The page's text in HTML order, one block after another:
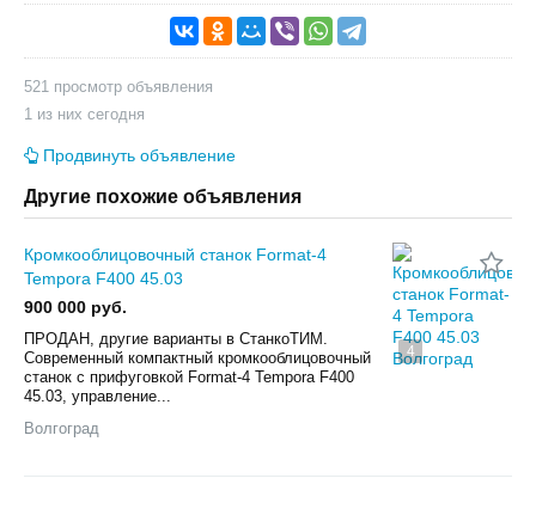
521 просмотр объявления
1 из них сегодня
Продвинуть объявление
Другие похожие объявления
4
Кромкооблицовочный станок Format-4
Tempora F400 45.03
900 000 руб.
ПРОДАН, другие варианты в СтанкоТИМ.
Современный компактный кромкооблицовочный
станок с прифуговкой Format-4 Tempora F400
45.03, управление...
Волгоград